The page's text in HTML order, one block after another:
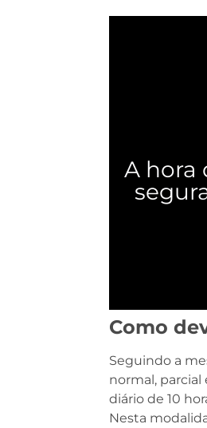
A hora
Como
Seguindo a
normal, parcial
diário de 10
Nesta